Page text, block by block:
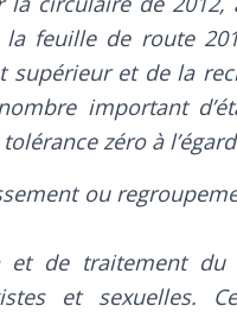
feuille de route
supérieur et de la
important
zéro à
ou
et de traitement du
et sexuelles.